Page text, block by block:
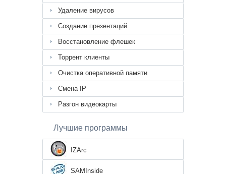
Удаление вирусов
Создание презентаций
Восстановление флешек
Торрент клиенты
Очистка оперативной памяти
Смена IP
Разгон видеокарты
Лучшие программы
IZArc
SAMInside